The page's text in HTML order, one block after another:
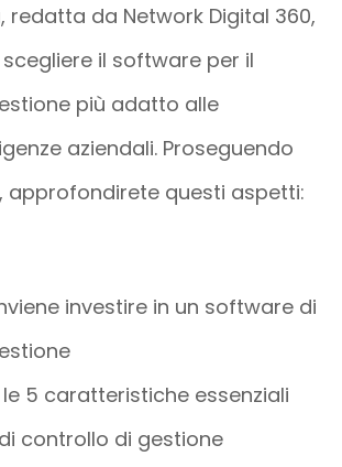
redatta da Network Digital 360,
il software per il
più adatto alle
aziendali. Proseguendo
approfondirete questi aspetti:
investire in un software di
5 caratteristiche essenziali
controllo di gestione